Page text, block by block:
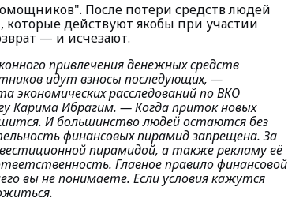
После потери средств людей
которые действуют якобы при участии
— и исчезают.
привлечения денежных средств
идут взносы последующих, —
расследований по ВКО
Карима Ибрагим. — Когда приток новых
И большинство людей остаются без
финансовых пирамид запрещена. За
пирамидой, а также рекламу её
Главное правило финансовой
вы не понимаете. Если условия кажутся